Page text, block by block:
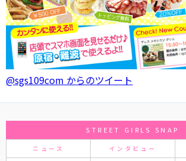
@sgs109com からのツイート
STREET GIRLS SNAP
ニュース インタビュー